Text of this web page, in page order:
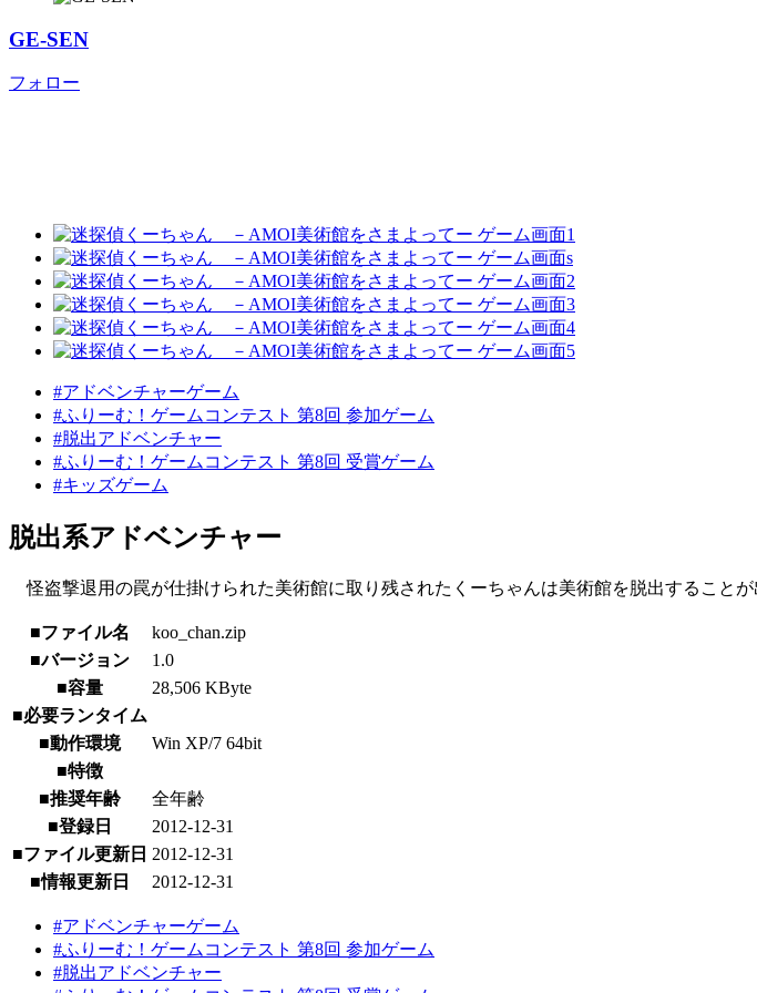
GE-SEN
フォロー
#アドベンチャーゲーム
#ふりーむ！ゲームコンテスト 第8回 参加ゲーム
#脱出アドベンチャー
#ふりーむ！ゲームコンテスト 第8回 受賞ゲーム
#キッズゲーム
脱出系アドベンチャー
怪盗撃退用の罠が仕掛けられた美術館に取り残されたくーちゃんは美術館を脱出することが
■ファイル名
koo_chan.zip
■バージョン
1.0
■容量
28,506 KByte
■必要ランタイム
■動作環境
Win XP/7 64bit
■特徴
■推奨年齢
全年齢
■登録日
2012-12-31
■ファイル更新日 2012-12-31
■情報更新日
2012-12-31
#アドベンチャーゲーム
#ふりーむ！ゲームコンテスト 第8回 参加ゲーム
#脱出アドベンチャー